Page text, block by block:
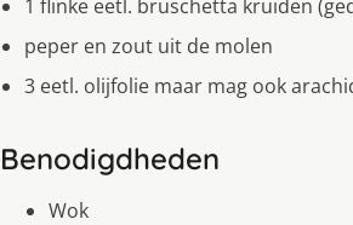
1 flinke eetl. bruschetta kruiden
peper en zout uit de molen
3 eetl. olijfolie maar mag ook
Benodigdheden
Wok